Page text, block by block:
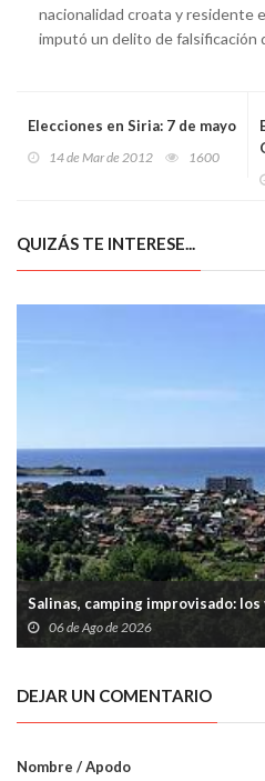
nacionalidad croata y residente
imputó un delito de falsificación
Elecciones en Siria: 7 de mayo
14 de Mar de 2012 1600
QUIZÁS TE INTERESE...
Salinas, camping improvisado:
06 de Ago de 2026
DEJAR UN COMENTARIO
Nombre / Apodo